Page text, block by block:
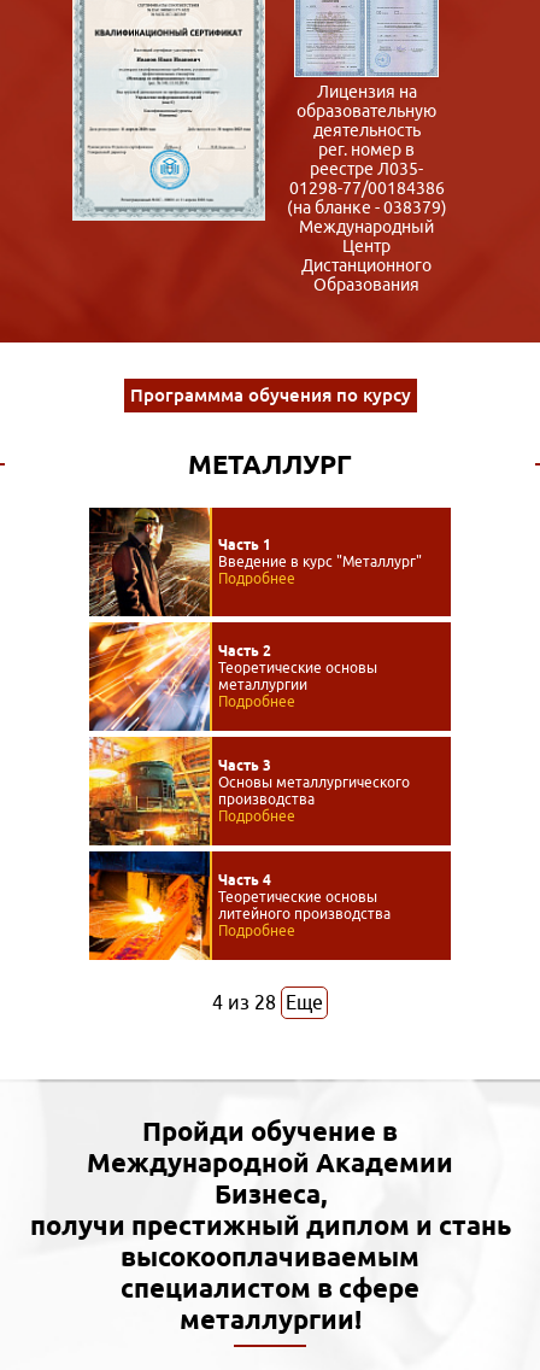
Лицензия на
образовательную
деятельность
рег. номер в
реестре Л035-
01298-77/00184386
(на бланке - 038379)
Международный
Центр
Дистанционного
Образования
Программма обучения по курсу
МЕТАЛЛУРГ
Часть 1
Введение в курс "Металлург"
Подробнее
Часть 2
Теоретические основы
металлургии
Подробнее
Часть 3
Основы металлургического
производства
Подробнее
Часть 4
Теоретические основы
литейного производства
Подробнее
4 из 28 Еще
Пройди обучение в
Международной Академии
Бизнеса,
получи престижный диплом и стань
высокооплачиваемым
специалистом в сфере
металлургии!